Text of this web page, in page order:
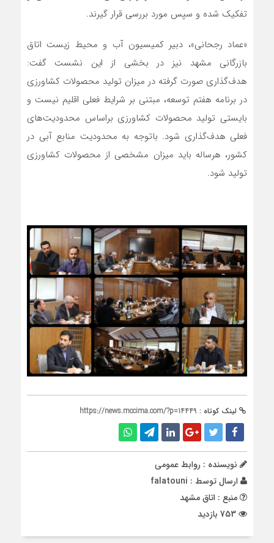
تفکیک شده و سپس مورد بررسی قرار گیرند.
«عماد رجحانی»، دبیر کمیسیون آب و محیط زیست اتاق
بازرگانی مشهد نیز در بخشی از این نشست گفت:
هدف‌گذاری صورت گرفته در میزان تولید محصولات کشاورزی
در برنامه هفتم توسعه، مبتنی بر شرایط فعلی اقلیم نیست و
بایستی تولید محصولات کشاورزی براساس محدودیت‌های
فعلی هدف‌گذاری شود. باتوجه به محدودیت منابع آبی در
کشور، هرساله باید میزان مشخصی از محصولات کشاورزی
تولید شود.
لینک کوتاه : https://news.mccima.com/?p=14449
نویسنده : روابط عمومی
ارسال توسط : falatouni
منبع : اتاق مشهد